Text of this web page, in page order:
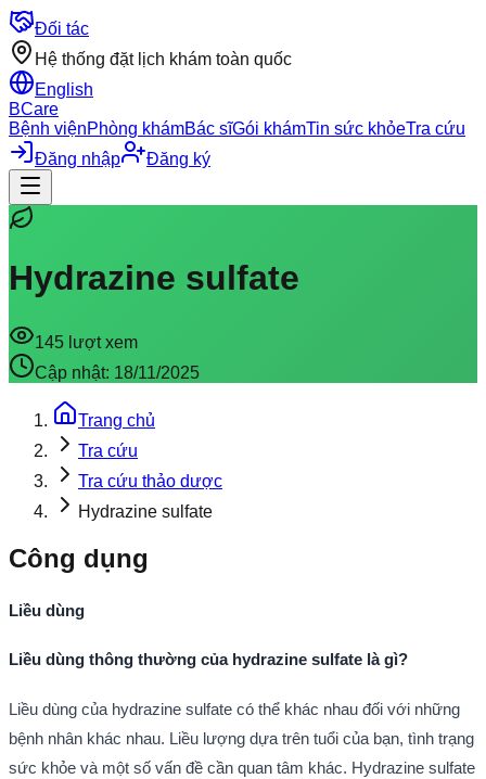
Đối tác
Hệ thống đặt lịch khám toàn quốc
English
BCare
Bệnh việnPhòng khámBác sĩGói khámTin sức khỏeTra cứu
Đăng nhập
Đăng ký
Hydrazine sulfate
145 lượt xem
Cập nhật: 18/11/2025
Trang chủ
Tra cứu
Tra cứu thảo dược
Hydrazine sulfate
Công dụng
Liều dùng
Liều dùng thông thường của hydrazine sulfate là gì?
Liều dùng của hydrazine sulfate có thể khác nhau đối với những
bệnh nhân khác nhau. Liều lượng dựa trên tuổi của bạn, tình trạng
sức khỏe và một số vấn đề cần quan tâm khác. Hydrazine sulfate